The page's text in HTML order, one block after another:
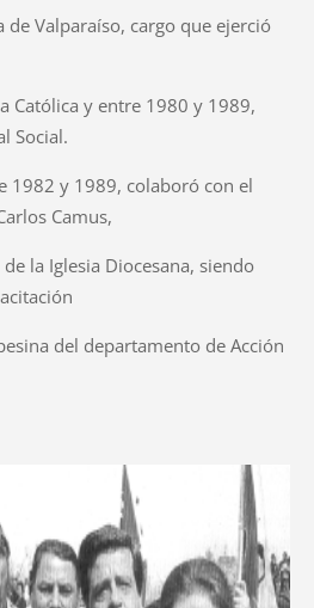
de Valparaíso, cargo que ejerció
Católica y entre 1980 y 1989,
Social.
1982 y 1989, colaboró con el
Camus,
la Iglesia Diocesana, siendo
del departamento de Acción